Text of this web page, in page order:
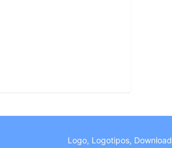
Logo, Logotipos, Download